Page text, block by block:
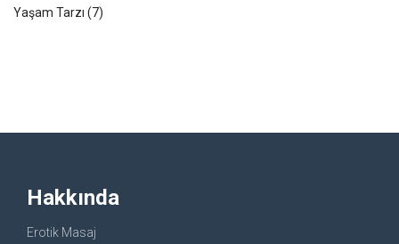
Yaşam Tarzı (7)
Hakkında
Erotik Masaj